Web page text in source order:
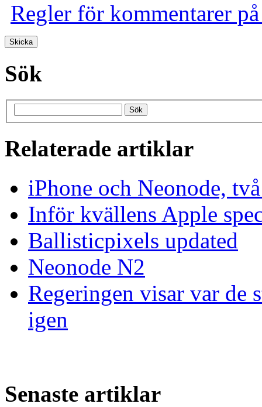
Regler för kommentarer
Sök
Relaterade artiklar
iPhone och Neonode,
Inför kvällens Apple
Ballisticpixels updated
Neonode N2
Regeringen visar var de
igen
Senaste artiklar